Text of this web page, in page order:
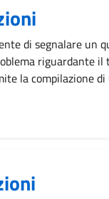
di segnalare un
riguardante
la compilazione di